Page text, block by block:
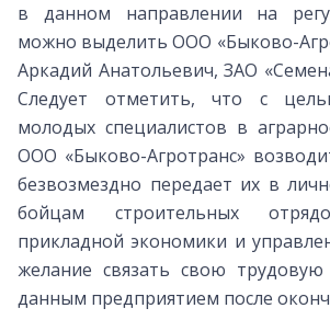
в данном направлении на
можно выделить ООО «Быково-
Аркадий Анатольевич, ЗАО
Следует отметить, что с
молодых специалистов в
ООО «Быково-Агротранс»
безвозмездно передает их в
бойцам строительных
прикладной экономики и
желание связать свою трудовую
данным предприятием после